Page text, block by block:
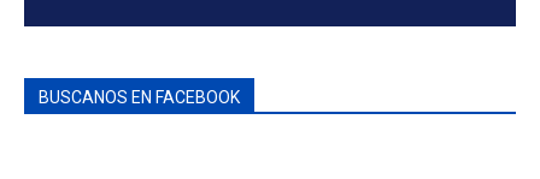
BUSCANOS EN FACEBOOK